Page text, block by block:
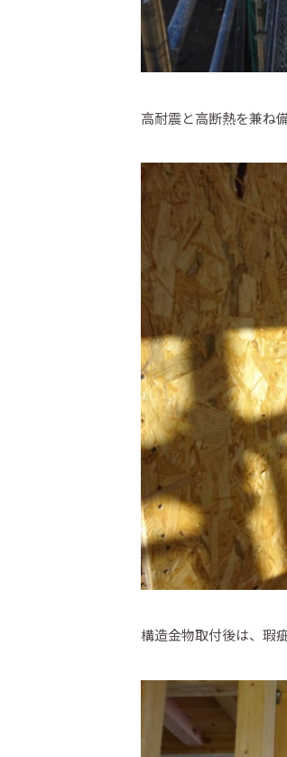
高耐震と高断熱を兼ね
構造金物取付後は、瑕